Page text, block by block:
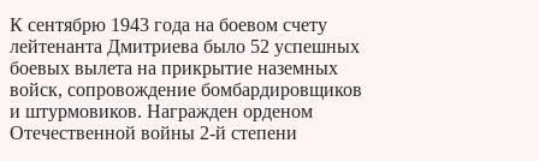
К сентябрю 1943 года на боевом счету
лейтенанта Дмитриева было 52 успешных
боевых вылета на прикрытие наземных
войск, сопровождение бомбардировщиков
и штурмовиков. Награжден орденом
Отечественной войны 2-й степени